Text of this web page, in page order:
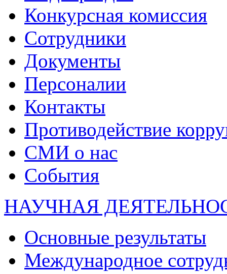
Конкурсная комиссия
Сотрудники
Документы
Персоналии
Контакты
Противодействие
СМИ о нас
События
НАУЧНАЯ
Основные результаты
Международное